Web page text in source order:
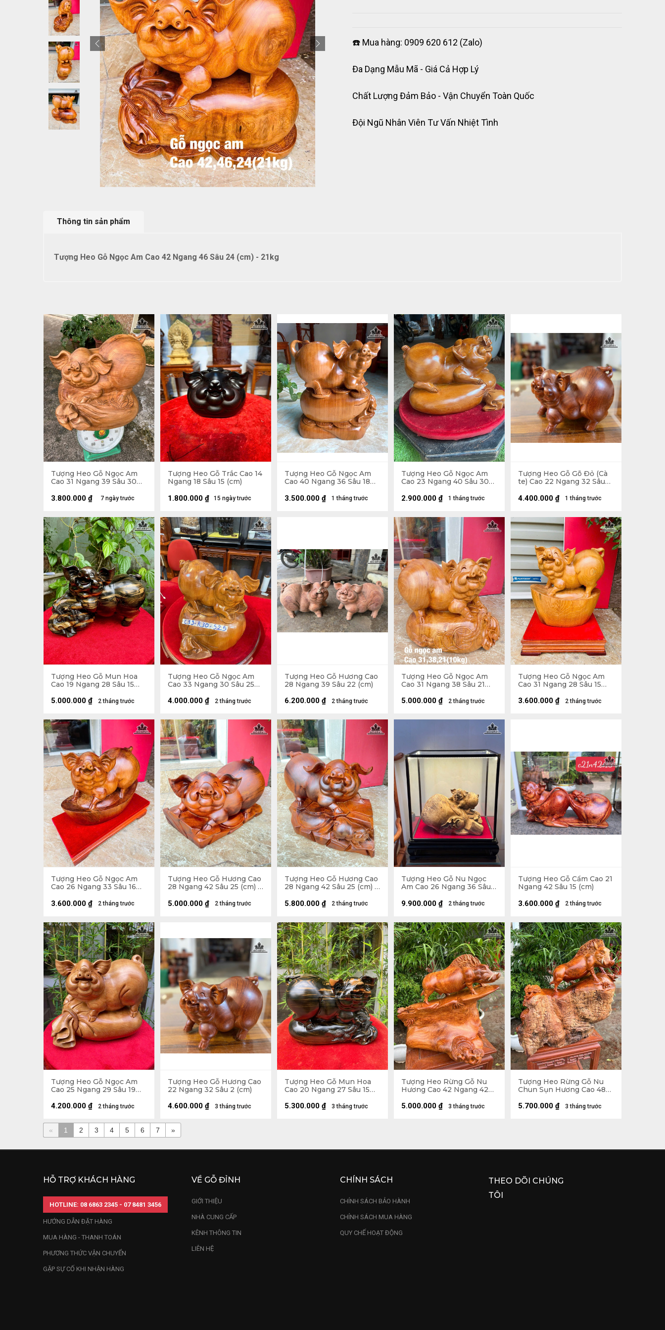
☎️ Mua hàng: 0909 620 612 (Zalo)
Đa Dạng Mẫu Mã - Giá Cả Hợp Lý
Chất Lượng Đảm Bảo - Vận Chuyển Toàn Quốc
Đội Ngũ Nhân Viên Tư Vấn Nhiệt Tình
Thông tin sản phẩm
Tượng Heo Gỗ Ngọc Am Cao 42 Ngang 46 Sâu 24 (cm) - 21kg
Tượng Heo Gỗ Ngọc Am
Cao 31 Ngang 39 Sâu 30
7 ngày trước
3.800.000 ₫
Tượng Heo Gỗ Trắc Cao 14
Ngang 18 Sâu 15 (cm)
15 ngày trước
1.800.000 ₫
Tượng Heo Gỗ Ngọc Am
Cao 40 Ngang 36 Sâu 18
1 tháng trước
3.500.000 ₫
Tượng Heo Gỗ Ngọc Am
Cao 23 Ngang 40 Sâu 30
1 tháng trước
2.900.000 ₫
Tượng Heo Gỗ Gõ Đỏ (Cà
te) Cao 22 Ngang 32 Sâu
1 tháng trước
4.400.000 ₫
Tượng Heo Gỗ Mun Hoa
Cao 19 Ngang 28 Sâu 15
2 tháng trước
5.000.000 ₫
Tượng Heo Gỗ Ngọc Am
Cao 33 Ngang 30 Sâu 25
2 tháng trước
4.000.000 ₫
Tượng Heo Gỗ Hương Cao
28 Ngang 39 Sâu 22 (cm)
2 tháng trước
6.200.000 ₫
Tượng Heo Gỗ Ngọc Am
Cao 31 Ngang 38 Sâu 21
2 tháng trước
5.000.000 ₫
Tượng Heo Gỗ Ngọc Am
Cao 31 Ngang 28 Sâu 15
2 tháng trước
3.600.000 ₫
Tượng Heo Gỗ Ngọc Am
Cao 26 Ngang 33 Sâu 16
2 tháng trước
3.600.000 ₫
Tượng Heo Gỗ Hương Cao
28 Ngang 42 Sâu 25 (cm) -
2 tháng trước
5.000.000 ₫
Tượng Heo Gỗ Hương Cao
28 Ngang 42 Sâu 25 (cm) -
2 tháng trước
5.800.000 ₫
Tượng Heo Gỗ Nu Ngọc
Am Cao 26 Ngang 36 Sâu
30 (cm)
2 tháng trước
9.900.000 ₫
Tượng Heo Gỗ Cẩm Cao 21
Ngang 42 Sâu 15 (cm)
2 tháng trước
3.600.000 ₫
Tượng Heo Gỗ Ngọc Am
Cao 25 Ngang 29 Sâu 19
2 tháng trước
4.200.000 ₫
Tượng Heo Gỗ Hương Cao
22 Ngang 32 Sâu 2 (cm)
3 tháng trước
4.600.000 ₫
Tượng Heo Gỗ Mun Hoa
Cao 20 Ngang 27 Sâu 15
3 tháng trước
5.300.000 ₫
Tượng Heo Rừng Gỗ Nu
Hương Cao 42 Ngang 42
3 tháng trước
5.000.000 ₫
Tượng Heo Rừng Gỗ Nu
Chun Sụn Hương Cao 48
3 tháng trước
5.700.000 ₫
« 1 2 3 4 5 6 7 »
HỖ TRỢ KHÁCH HÀNG
HOTLINE: 08 6863 2345 - 07 8481 3456
HƯỚNG DẪN ĐẶT HÀNG
MUA HÀNG - THANH TOÁN
PHƯƠNG THỨC VẬN CHUYỂN
GẶP SỰ CỐ KHI NHẬN HÀNG
VỀ GỖ ĐỈNH
GIỚI THIỆU
NHÀ CUNG CẤP
KÊNH THÔNG TIN
LIÊN HỆ
CHÍNH SÁCH
CHÍNH SÁCH BẢO HÀNH
CHÍNH SÁCH MUA HÀNG
QUY CHẾ HOẠT ĐỘNG
THEO DÕI CHÚNG
TÔI